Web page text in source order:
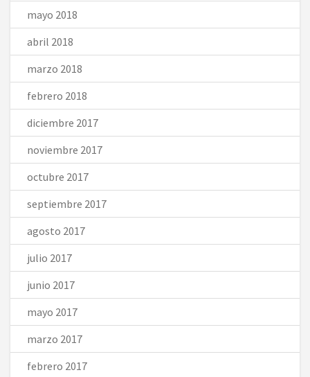
mayo 2018
abril 2018
marzo 2018
febrero 2018
diciembre 2017
noviembre 2017
octubre 2017
septiembre 2017
agosto 2017
julio 2017
junio 2017
mayo 2017
marzo 2017
febrero 2017